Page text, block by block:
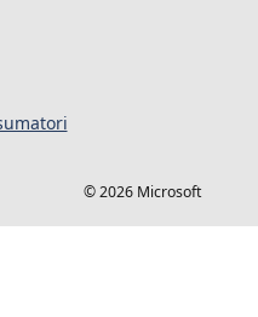
© 2026 Microsoft